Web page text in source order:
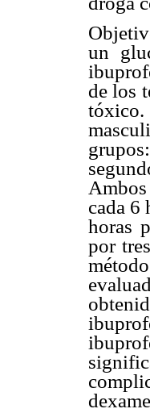
un
de los
cada 6
horas
por